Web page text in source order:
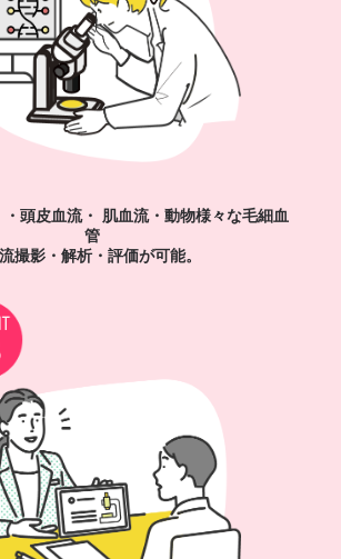
頭皮血流・ 肌血流・動物様々な毛細血
管
撮影・解析・評価が可能。